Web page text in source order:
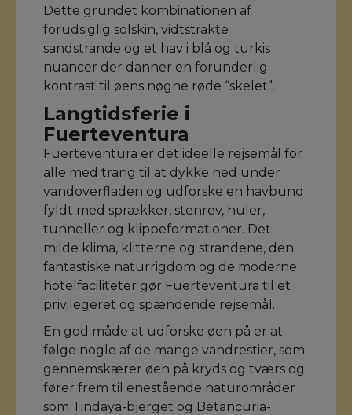
Dette grundet kombinationen af
forudsiglig solskin, vidtstrakte
sandstrande og et hav i blå og turkis
nuancer der danner en forunderlig
kontrast til øens nøgne røde “skelet”.
Langtidsferie i
Fuerteventura
Fuerteventura er det ideelle rejsemål for
alle med trang til at dykke ned under
vandoverfladen og udforske en havbund
fyldt med sprækker, stenrev, huler,
tunneller og klippeformationer. Det
milde klima, klitterne og strandene, den
fantastiske naturrigdom og de moderne
hotelfaciliteter gør Fuerteventura til et
privilegeret og spændende rejsemål.
En god måde at udforske øen på er at
følge nogle af de mange vandrestier, som
gennemskærer øen på kryds og tværs og
fører frem til enestående naturområder
som Tindaya-bjerget og Betancuria-